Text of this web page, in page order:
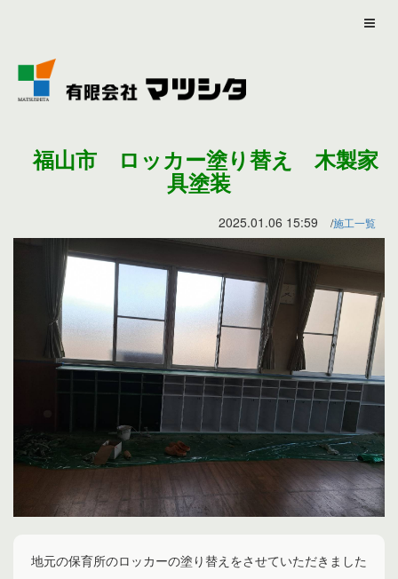
福山市 ロッカー塗り替え 木製家
具塗装
2025.01.06 15:59 施工一覧
地元の保育所のロッカーの塗り替えをさせていただきました